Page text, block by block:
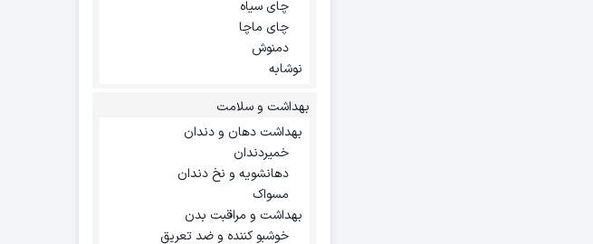
چای سیاه
چای ماچا
دمنوش
نوشابه
بهداشت و سلامت
بهداشت دهان و دندان
خمیردندان
دهانشویه و نخ دندان
مسواک
بهداشت و مراقبت بدن
خوشبو کننده و ضد تعریق